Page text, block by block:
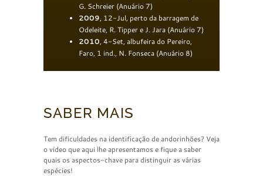
G. Schreier (Anuário 7)
2009, 12-Jul, perto da barragem de
Odeleite, R. Tipper e J. Jara (Anuário 7)
2010, 4-Set, albufeira do Pereiro,
Faro, 1 ind., N. Fonseca (Anuário 8)
SABER MAIS
Tem dificuldades na identificação de andorinhões? Veja
o vídeo que aqui lhe apresentamos e fique a saber
quais os aspectos-chave para distinguir as várias
espécies!